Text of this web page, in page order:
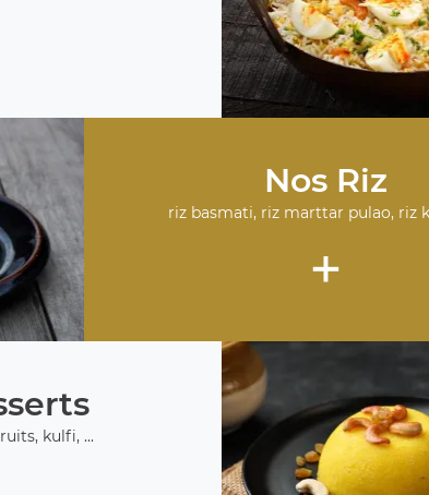
Nos Riz
riz basmati, riz marttar pulao, riz
+
kulfi, ...